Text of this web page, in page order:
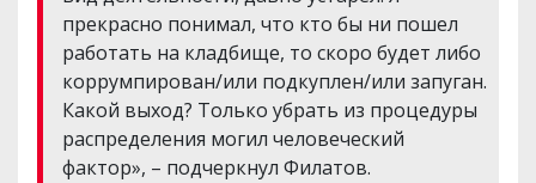
прекрасно понимал, что кто бы ни пошел
работать на кладбище, то скоро будет либо
коррумпирован/или подкуплен/или запуган.
Какой выход? Только убрать из процедуры
распределения могил человеческий
фактор», – подчеркнул Филатов.